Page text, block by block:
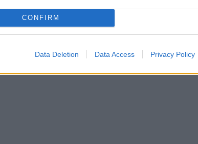
CONFIRM
Data Deletion Data Access Privacy Policy
zich